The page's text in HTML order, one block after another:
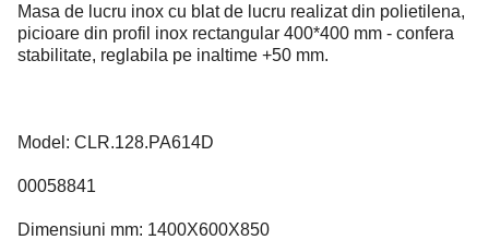
Masa de lucru inox cu blat de lucru realizat din polietilena,
picioare din profil inox rectangular 400*400 mm - confera
stabilitate, reglabila pe inaltime +50 mm.
Model: CLR.128.PA614D
00058841
Dimensiuni mm: 1400X600X850